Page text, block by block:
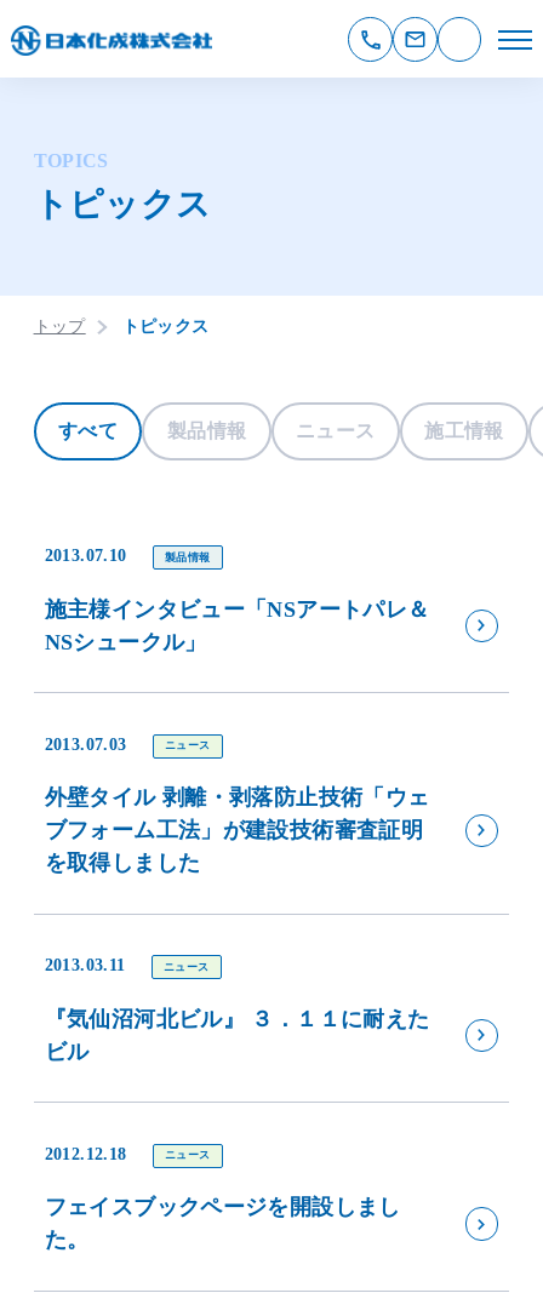
TOPICS
トピックス
トップ トピックス
すべて 製品情報 ニュース 施工情報
2013.07.10 製品情報
施主様インタビュー「NSアートパレ＆
NSシュークル」
2013.07.03 ニュース
外壁タイル 剥離・剥落防止技術「ウェ
ブフォーム工法」が建設技術審査証明
を取得しました
2013.03.11 ニュース
『気仙沼河北ビル』 ３．１１に耐えた
ビル
2012.12.18 ニュース
フェイスブックページを開設しまし
た。